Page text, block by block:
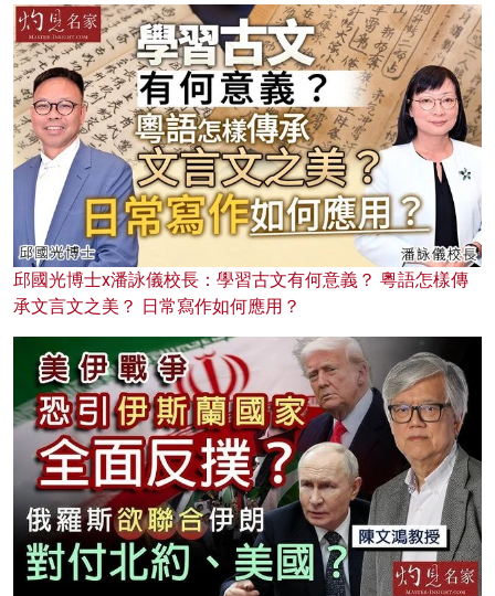
邱國光博士x潘詠儀校長：學習古文有何意義？ 粵語怎樣傳
承文言文之美？ 日常寫作如何應用？